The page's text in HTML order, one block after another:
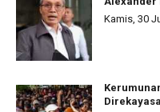
Kamis, 30
Direkayasa